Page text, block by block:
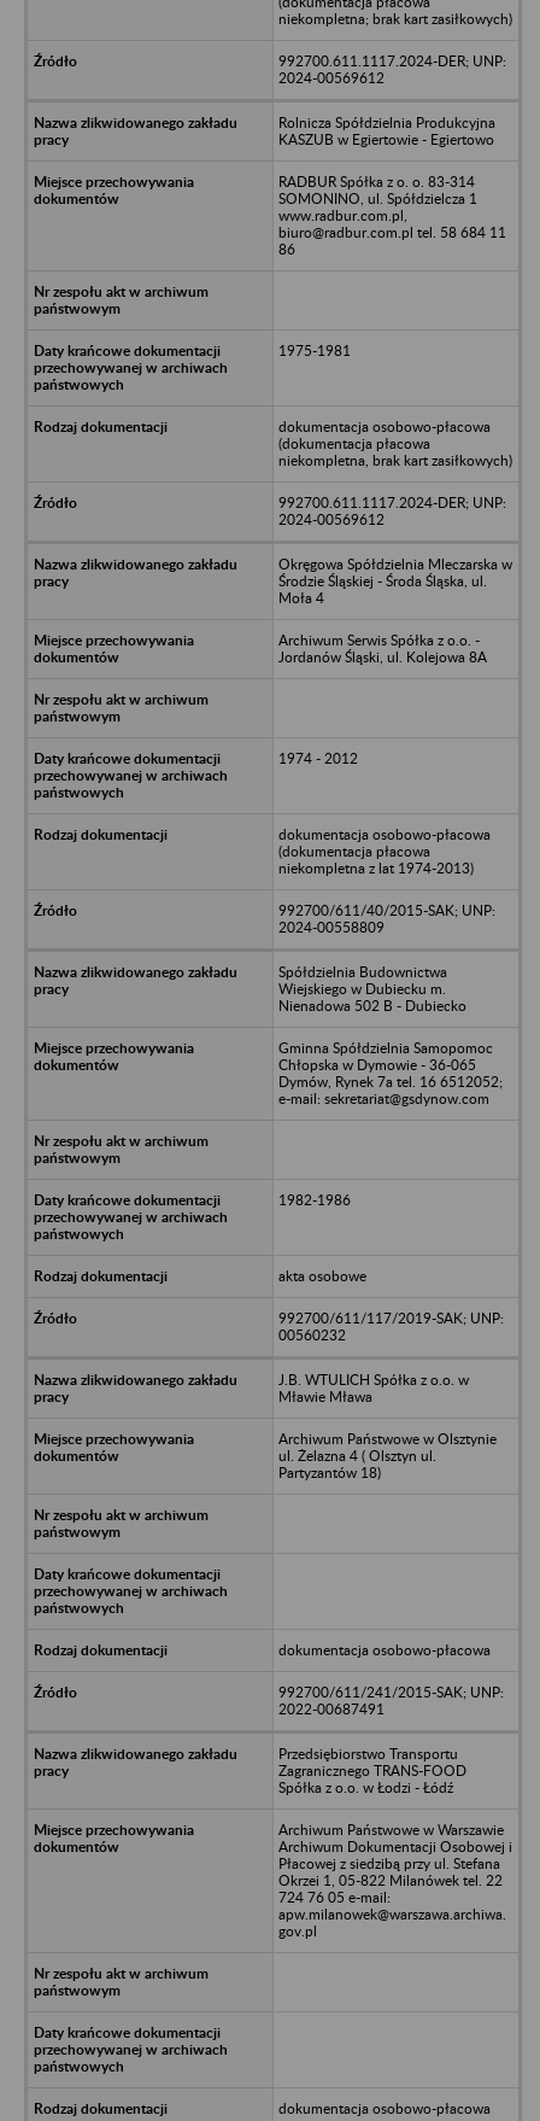
niekompletna; brak kart zasiłkowych)
992700.611.1117.2024-DER; UNP:
2024-00569612
Rolnicza Spółdzielnia Produkcyjna
KASZUB w Egiertowie - Egiertowo
RADBUR Spółka z o. o. 83-314
SOMONINO, ul. Spółdzielcza 1
www.radbur.com.pl,
biuro@radbur.com.pl tel. 58 684 11
86
1975-1981
dokumentacja osobowo-płacowa
(dokumentacja płacowa
niekompletna, brak kart zasiłkowych)
992700.611.1117.2024-DER; UNP:
2024-00569612
Okręgowa Spółdzielnia Mleczarska w
Środzie Śląskiej - Środa Śląska, ul.
Moła 4
Archiwum Serwis Spółka z o.o. -
Jordanów Śląski, ul. Kolejowa 8A
1974 - 2012
dokumentacja osobowo-płacowa
(dokumentacja płacowa
niekompletna z lat 1974-2013)
992700/611/40/2015-SAK; UNP:
2024-00558809
Spółdzielnia Budownictwa
Wiejskiego w Dubiecku m.
Nienadowa 502 B - Dubiecko
Gminna Spółdzielnia Samopomoc
Chłopska w Dymowie - 36-065
Dymów, Rynek 7a tel. 16 6512052;
e-mail: sekretariat@gsdynow.com
1982-1986
akta osobowe
992700/611/117/2019-SAK; UNP:
00560232
J.B. WTULICH Spółka z o.o. w
Mławie Mława
Archiwum Państwowe w Olsztynie
ul. Żelazna 4 ( Olsztyn ul.
Partyzantów 18)
dokumentacja osobowo-płacowa
992700/611/241/2015-SAK; UNP:
2022-00687491
Przedsiębiorstwo Transportu
Zagranicznego TRANS-FOOD
Spółka z o.o. w Łodzi - Łódź
Archiwum Państwowe w Warszawie
Archiwum Dokumentacji Osobowej i
Płacowej z siedzibą przy ul. Stefana
Okrzei 1, 05-822 Milanówek tel. 22
724 76 05 e-mail:
apw.milanowek@warszawa.archiwa.
gov.pl
dokumentacja osobowo-płacowa